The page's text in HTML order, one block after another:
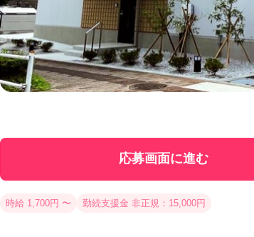
応募画面に進む
時給 1,700円 〜 勤続支援金 非正規：15,000円